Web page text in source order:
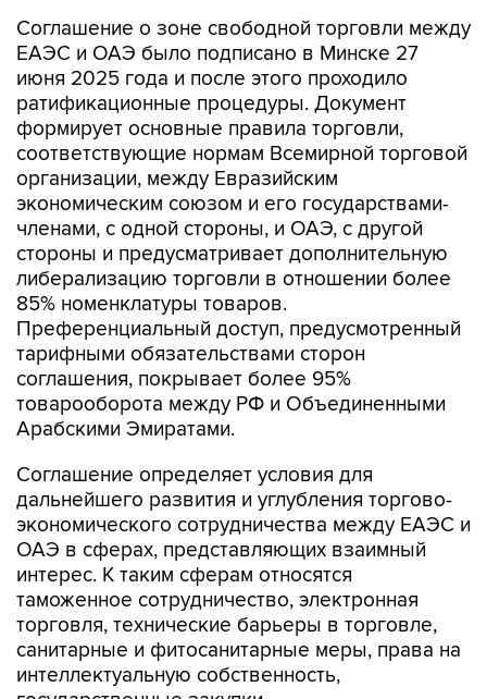
"Сегодня состоялся обмен нотами с эмиратской
стороной. Соответственно, у нас все
процедуры, связанные с ратификацией и
вступлением в силу соглашения о свободной
торговле с Объединенными Арабскими
Эмиратами, завершены и определена дата его
вступления в силу - 6 октября 2026 года", -
сказал он журналистам в Чолпон-Ате, где 6-7
августа проходит заседание Евразийского
межправсовета.
Соглашение о зоне свободной торговли между
ЕАЭС и ОАЭ было подписано в Минске 27
июня 2025 года и после этого проходило
ратификационные процедуры. Документ
формирует основные правила торговли,
соответствующие нормам Всемирной торговой
организации, между Евразийским
членами, с одной стороны, и ОАЭ, с другой
стороны и предусматривает дополнительную
либерализацию торговли в отношении более
85% номенклатуры товаров.
Преференциальный доступ, предусмотренный
тарифными обязательствами сторон
соглашения, покрывает более 95%
товарооборота между РФ и Объединенными
Арабскими Эмиратами.